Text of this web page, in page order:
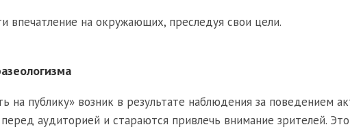
впечатление на окружающих, преследуя свои цели.
на публику» возник в результате наблюдения за поведением
аудиторией и стараются привлечь внимание зрителей.